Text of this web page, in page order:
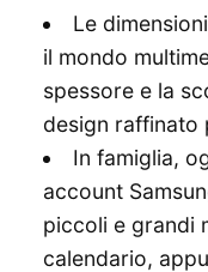
Le
il mondo
spessore e la
design raffinato
In famiglia,
account
piccoli e grandi
calendario,